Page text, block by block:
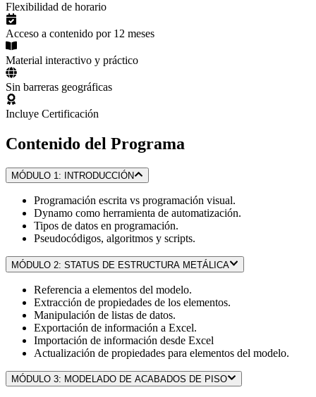
Flexibilidad de horario
Acceso a contenido por 12 meses
Material interactivo y práctico
Sin barreras geográficas
Incluye Certificación
Contenido del Programa
MÓDULO 1: INTRODUCCIÓN
Programación escrita vs programación visual.
Dynamo como herramienta de automatización.
Tipos de datos en programación.
Pseudocódigos, algoritmos y scripts.
MÓDULO 2: STATUS DE ESTRUCTURA METÁLICA
Referencia a elementos del modelo.
Extracción de propiedades de los elementos.
Manipulación de listas de datos.
Exportación de información a Excel.
Importación de información desde Excel
Actualización de propiedades para elementos del modelo.
MÓDULO 3: MODELADO DE ACABADOS DE PISO